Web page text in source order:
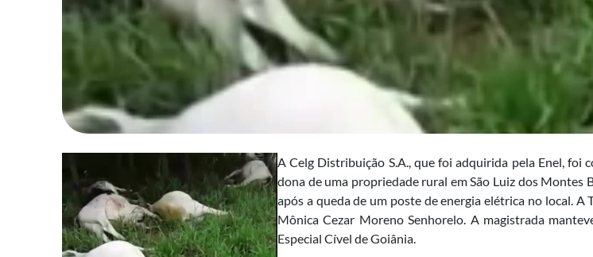
A Celg Distribuição S.A., que foi adquirida pela Enel, foi
dona de uma propriedade rural em São Luiz dos Montes
após a queda de um poste de energia elétrica no local. A
Mônica Cezar Moreno Senhorelo. A magistrada
Especial Cível de Goiânia.